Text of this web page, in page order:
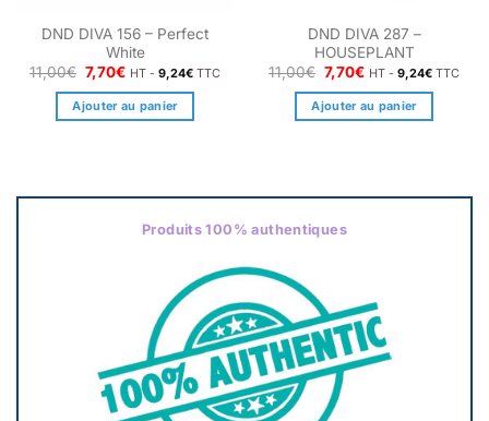
DND DIVA 156 – Perfect
White
11,00€ Le
prix
initial
était :
7,70€Le
actuel
est :
HT -9,24€ TTC
Ajouter au panier
DND DIVA 287 –
HOUSEPLANT
11,00€ Le
prix
initial
était :
7,70€Le
actuel
est :
HT -9,24€ TTC
Ajouter au panier
Produits 100% authentiques